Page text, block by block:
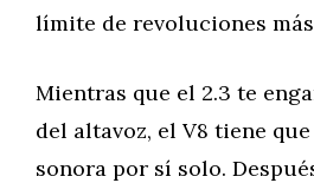
límite de revoluciones
Mientras que el 2.3 te
del altavoz, el V8 tiene
sonora por sí solo.